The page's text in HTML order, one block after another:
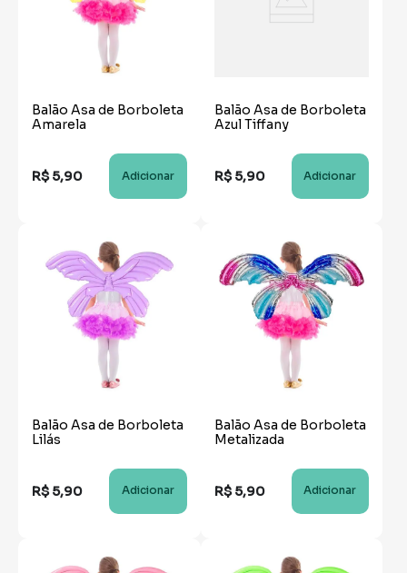
Balão Asa de Borboleta
Amarela
R$ 5,90 Adicionar
Balão Asa de Borboleta
Azul Tiffany
R$ 5,90 Adicionar
Balão Asa de Borboleta
Lilás
R$ 5,90 Adicionar
Balão Asa de Borboleta
Metalizada
R$ 5,90 Adicionar